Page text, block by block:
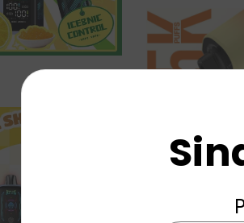
EU-Lager HIFANCY
Züge